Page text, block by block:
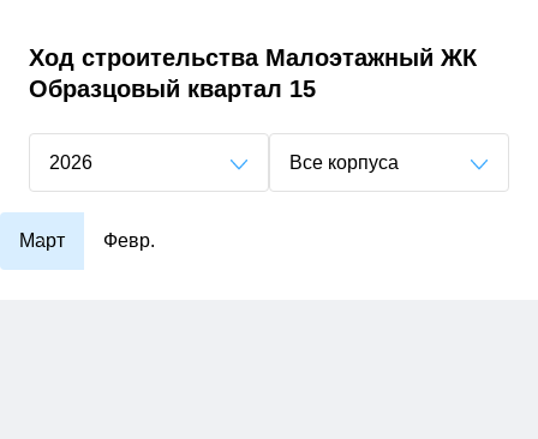
Ход строительства Малоэтажный ЖК
Образцовый квартал 15
2026 Все корпуса
Март Февр.